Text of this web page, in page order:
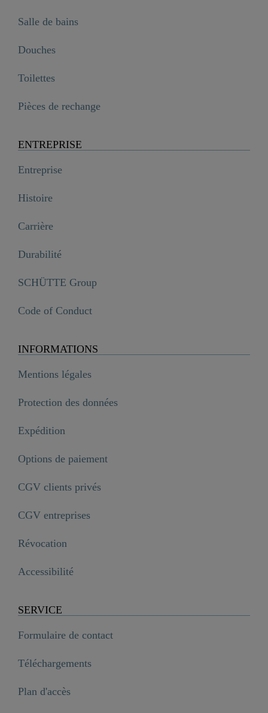
Salle de bains
Douches
Toilettes
Pièces de rechange
ENTREPRISE
Entreprise
Histoire
Carrière
Durabilité
SCHÜTTE Group
Code of Conduct
INFORMATIONS
Mentions légales
Protection des données
Expédition
Options de paiement
CGV clients privés
CGV entreprises
Révocation
Accessibilité
SERVICE
Formulaire de contact
Téléchargements
Plan d'accès